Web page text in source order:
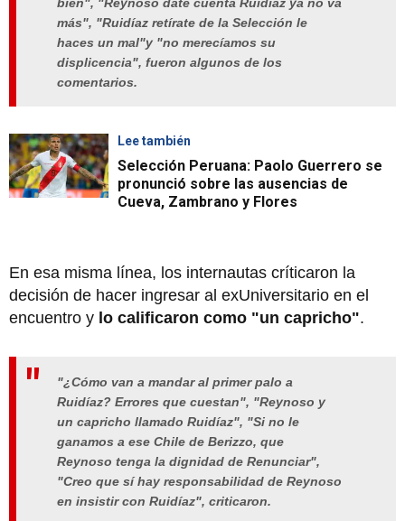
más", "Ruidíaz retírate de la Selección le
haces un mal"y "no merecíamos su
displicencia", fueron algunos de los
comentarios.
Lee también
Selección Peruana: Paolo Guerrero se
pronunció sobre las ausencias de
Cueva, Zambrano y Flores
En esa misma línea, los internautas críticaron la
decisión de hacer ingresar al exUniversitario en el
encuentro y lo calificaron como "un capricho".
"¿Cómo van a mandar al primer palo a
Ruidíaz? Errores que cuestan", "Reynoso y
un capricho llamado Ruidíaz", "Si no le
ganamos a ese Chile de Berizzo, que
Reynoso tenga la dignidad de Renunciar",
"Creo que sí hay responsabilidad de Reynoso
en insistir con Ruidíaz", criticaron.